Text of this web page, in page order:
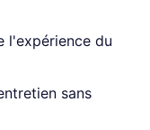
l'expérience du
sans